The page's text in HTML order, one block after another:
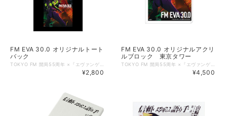
FM EVA 30.0 オリジナルトート
バック
TOKYO FM 開局55周年 ×『エヴァンゲリオン』30周年記念プロジェクトとしてお届けしている「FM EVA 30.0」の公式番組グッズが完成しました！ 「FM EVA 30.0」のメインビジュアルのトートバックが登場。 フロントには、初号機と東京タワーをモチーフにした迫力あるビジュアルを大胆にプリントしています。 夜の東京を背景にしたアートワークも印象的です。 A4サイズがしっかり入る使いやすいサイズ感で、 普段使いはもちろん、サブバッグとしても使いやすいアイテムです。 【商品概要】 生地：表生地/ポリエステル100％(約10オンス) 裏生地/ポリエステル100% 持ち手/綿 本体色：黒 本体サイズ：約W360×H390mm 持ち手長さ：600mm ※製造工程の都合上、縫製部分に白生地部分が見える場合がございます。 商品の仕様となりますので、予めご了承ください。 ◇掲載商品 ご覧頂いている商品の写真につきましては、イメージ画像となります。 実際の商品と異なる場合がございます。ご了承ください。 ©カラー Licensed by TOKYO TOWER
¥2,800
FM EVA 30.0 オリジナルアクリ
ルブロック 東京タワー
TOKYO FM 開局55周年 ×『エヴァンゲリオン』30周年記念プロジェクトとしてお届けしている「FM EVA 30.0」の公式番組グッズが完成しました！ 「FM EVA 30.0」のメインビジュアルのアクリルブロックが登場。 お部屋やデスクに飾ってお楽しみください！ 【商品概要】 サイズ：H148×H100×D20㎜ 透明アクリル20㎜厚 素材：アクリル ※本商品は、初号機の目の部分がくり抜き加工となっており、裏面は白抜けした仕上がりとなります。傷や不良ではございませんので、あらかじめご了承ください。 ◇掲載商品 ご覧頂いている商品の写真につきましては、イメージ画像となります。 実際の商品と異なる場合がございます。ご了承ください。 ©カラー Licensed by TOKYO TOWER
¥4,500